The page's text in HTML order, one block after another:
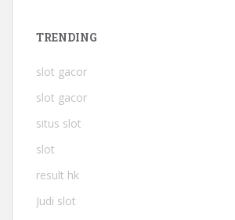
TRENDING
slot gacor
slot gacor
situs slot
slot
result hk
Judi slot